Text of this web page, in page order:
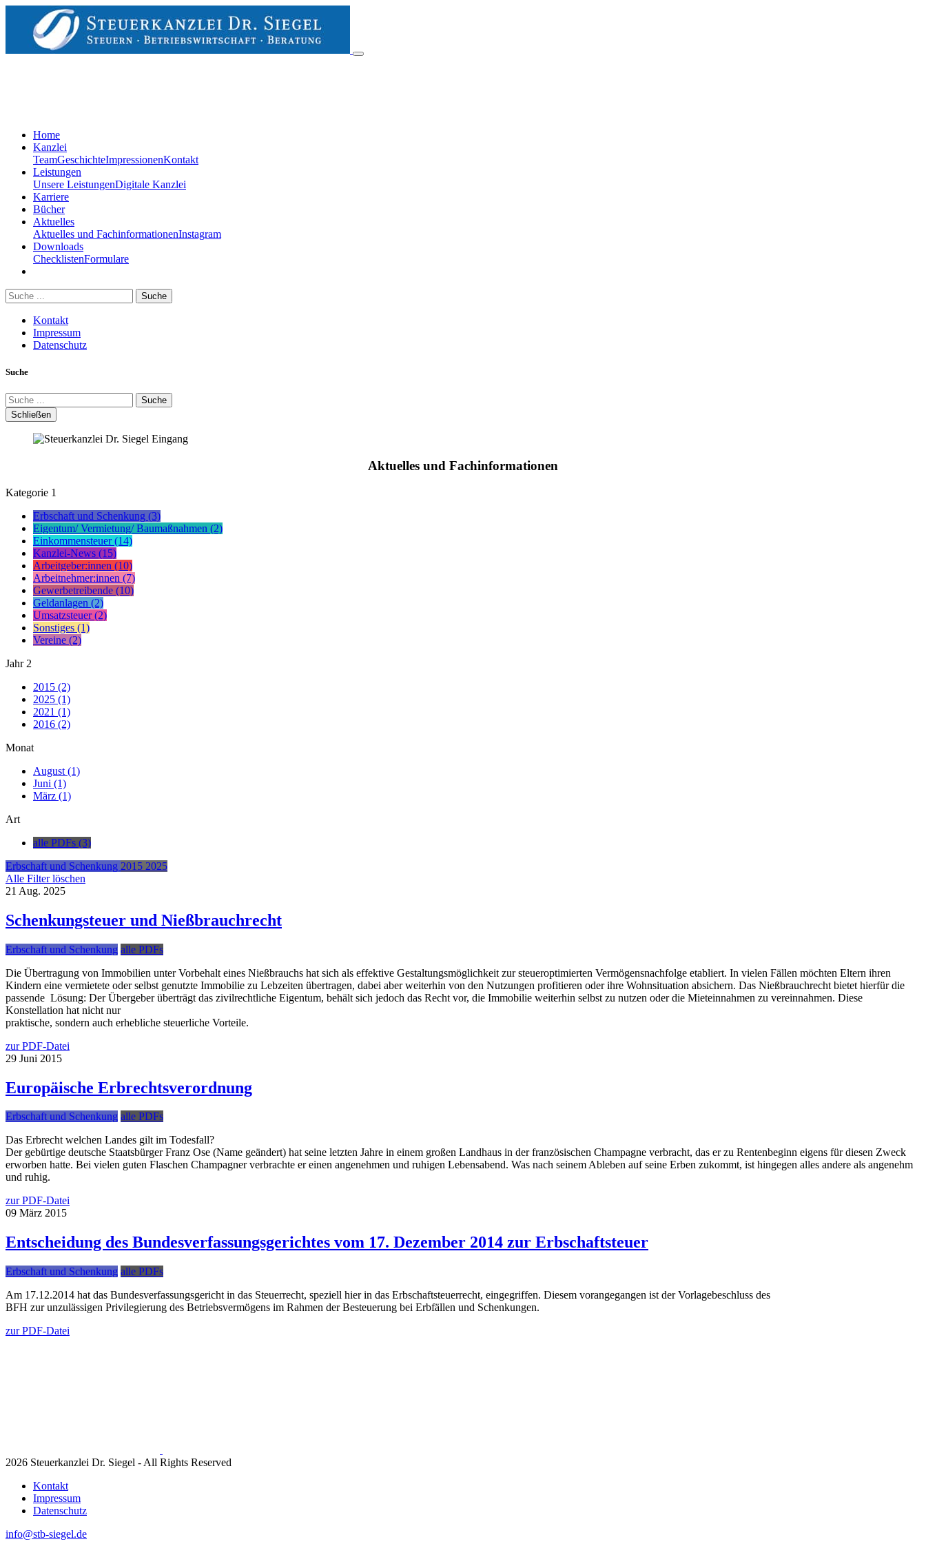
Home
Kanzlei
TeamGeschichteImpressionenKontakt
Leistungen
Unsere LeistungenDigitale Kanzlei
Karriere
Bücher
Aktuelles
Aktuelles und FachinformationenInstagram
Downloads
ChecklistenFormulare
Suche
Kontakt
Impressum
Datenschutz
Suche
Suche
Schließen
Aktuelles und Fachinformationen
Kategorie 1
Erbschaft und Schenkung (3)
Eigentum/ Vermietung/ Baumaßnahmen (2)
Einkommensteuer (14)
Kanzlei-News (15)
Arbeitgeber:innen (10)
Arbeitnehmer:innen (7)
Gewerbetreibende (10)
Geldanlagen (2)
Umsatzsteuer (2)
Sonstiges (1)
Vereine (2)
Jahr 2
2015 (2)
2025 (1)
2021 (1)
2016 (2)
Monat
August (1)
Juni (1)
März (1)
Art
alle PDFs (3)
Erbschaft und Schenkung 2015 2025
Alle Filter löschen
21 Aug. 2025
Schenkungsteuer und Nießbrauchrecht
Erbschaft und Schenkung alle PDFs
Die Übertragung von Immobilien unter Vorbehalt eines Nießbrauchs hat sich als effektive Gestaltungsmöglichkeit zur steueroptimierten Vermögensnachfolge etabliert. In vielen Fällen möchten Eltern ihren
Kindern eine vermietete oder selbst genutzte Immobilie zu Lebzeiten übertragen, dabei aber weiterhin von den Nutzungen profitieren oder ihre Wohnsituation absichern. Das Nießbrauchrecht bietet hierfür die
passende Lösung: Der Übergeber überträgt das zivilrechtliche Eigentum, behält sich jedoch das Recht vor, die Immobilie weiterhin selbst zu nutzen oder die Mieteinnahmen zu vereinnahmen. Diese
Konstellation hat nicht nur
praktische, sondern auch erhebliche steuerliche Vorteile.
zur PDF-Datei
29 Juni 2015
Europäische Erbrechtsverordnung
Erbschaft und Schenkung alle PDFs
Das Erbrecht welchen Landes gilt im Todesfall?
Der gebürtige deutsche Staatsbürger Franz Ose (Name geändert) hat seine letzten Jahre in einem großen Landhaus in der französischen Champagne verbracht, das er zu Rentenbeginn eigens für diesen Zweck
erworben hatte. Bei vielen guten Flaschen Champagner verbrachte er einen angenehmen und ruhigen Lebensabend. Was nach seinem Ableben auf seine Erben zukommt, ist hingegen alles andere als angenehm
und ruhig.
zur PDF-Datei
09 März 2015
Entscheidung des Bundesverfassungsgerichtes vom 17. Dezember 2014 zur Erbschaftsteuer
Erbschaft und Schenkung alle PDFs
Am 17.12.2014 hat das Bundesverfassungsgericht in das Steuerrecht, speziell hier in das Erbschaftsteuerrecht, eingegriffen. Diesem vorangegangen ist der Vorlagebeschluss des
BFH zur unzulässigen Privilegierung des Betriebsvermögens im Rahmen der Besteuerung bei Erbfällen und Schenkungen.
zur PDF-Datei
2026 Steuerkanzlei Dr. Siegel - All Rights Reserved
Kontakt
Impressum
Datenschutz
info@stb-siegel.de